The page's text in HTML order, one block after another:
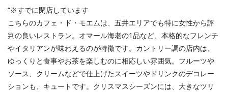
“※すでに閉店しています
こちらのカフェ・ド・モエムは、五井エリアでも特に女性から評
判の良いレストラン。オマール海老の1品など、本格的なフレンチ
やイタリアンが味わえるのが特徴です。カントリー調の店内は、
ゆっくりと食事やお茶を楽しむのに相応しい雰囲気。フルーツや
ソース、クリームなどで仕上げたスイーツやドリンクのデコレー
ションも、キュートです。クリスマスシーズンには、大きなツリ